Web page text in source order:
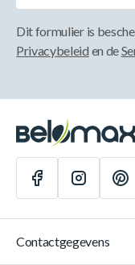
Dit formulier is
Privacybeleid en de
Contactgegevens